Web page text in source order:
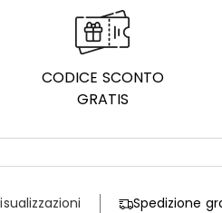
CODICE SCONTO
GRATIS
Spedizione